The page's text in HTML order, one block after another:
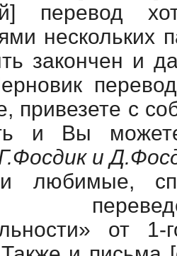
перевод
нескольких
закончен и
привезете с
и Вы
и
любимые,
от